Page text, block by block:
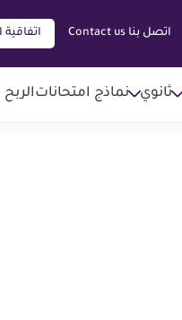
اتصل بنا Contact us
ثانوي نماذج امتحانات